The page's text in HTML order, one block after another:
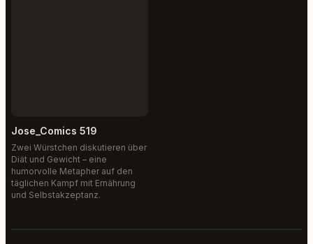
Jose_Comics 519
Zwei Würstchen diskutieren über
Diät und Gewicht – eine
humorvolle Metapher auf den
täglichen Kampf mit Ernährung
und Selbstakzeptanz.